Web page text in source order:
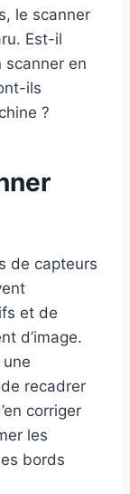
le scanner
Est-il
en
ils
?
de capteurs
et de
d’image.
recadrer
corriger
les
bords